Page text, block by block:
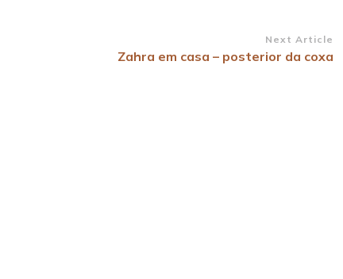
Next Article
Zahra em casa – posterior da coxa